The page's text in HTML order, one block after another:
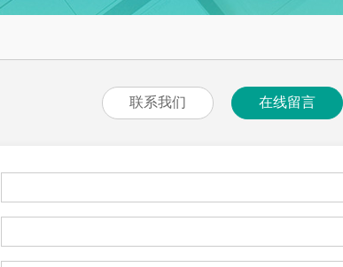
联系我们 在线留言